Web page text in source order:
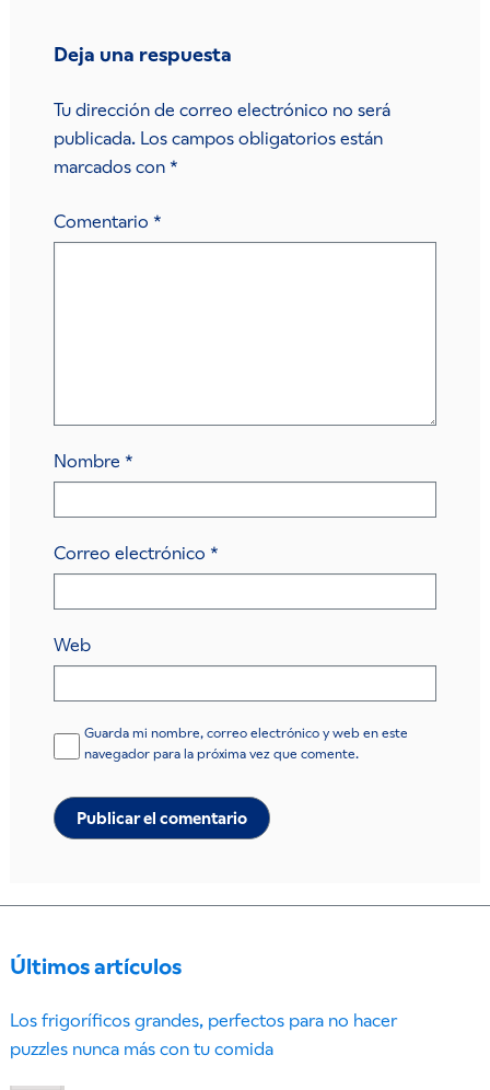
Deja una respuesta
Tu dirección de correo electrónico no será
publicada. Los campos obligatorios están
marcados con *
Comentario *
Nombre *
Correo electrónico *
Web
Guarda mi nombre, correo electrónico y web en este
navegador para la próxima vez que comente.
Últimos artículos
Los frigoríficos grandes, perfectos para no hacer
puzzles nunca más con tu comida